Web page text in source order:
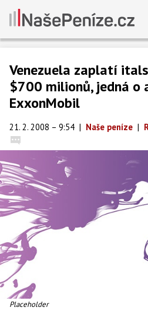
Venezuela zaplatí
$700 milionů, jedná o
ExxonMobil
21. 2. 2008 – 9:54 | Naše peníze |
Placeholder